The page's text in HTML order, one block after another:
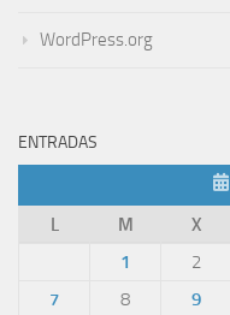
WordPress.org
ENTRADAS
L
M X
1
2
7
8 9